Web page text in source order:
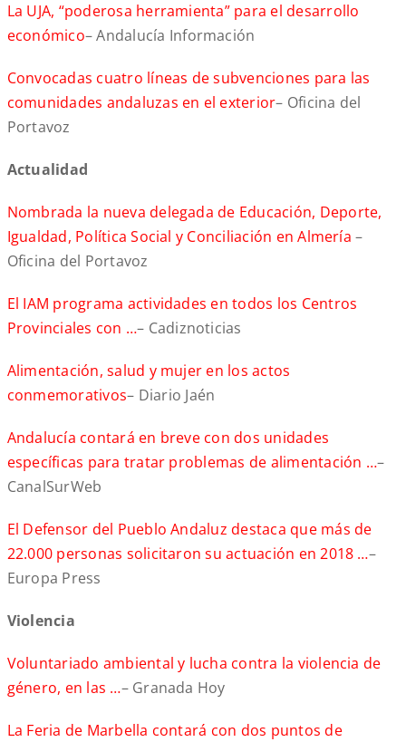
La UJA, “poderosa herramienta” para el desarrollo
económico– Andalucía Información
Convocadas cuatro líneas de subvenciones para las
comunidades andaluzas en el exterior– Oficina del
Portavoz
Actualidad
Nombrada la nueva delegada de Educación, Deporte,
Igualdad, Política Social y Conciliación en Almería –
Oficina del Portavoz
El IAM programa actividades en todos los Centros
Provinciales con …– Cadiznoticias
Alimentación, salud y mujer en los actos
conmemorativos– Diario Jaén
Andalucía contará en breve con dos unidades
específicas para tratar problemas de alimentación …–
CanalSurWeb
El Defensor del Pueblo Andaluz destaca que más de
22.000 personas solicitaron su actuación en 2018 …–
Europa Press
Violencia
Voluntariado ambiental y lucha contra la violencia de
género, en las …– Granada Hoy
La Feria de Marbella contará con dos puntos de